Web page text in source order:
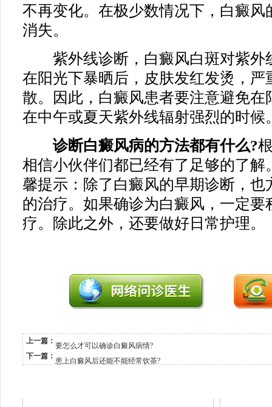
不再变化。在极少数情况下，白癜风
消失。
紫外线诊断，白癜风白斑对紫外
在阳光下暴晒后，皮肤发红发烫，严
散。因此，白癜风患者要注意避免在
在中午或夏天紫外线辐射强烈的时候
诊断白癜风病的方法都有什么?
相信小伙伴们都已经有了足够的了解
馨提示：除了白癜风的早期诊断，也
的治疗。如果确诊为白癜风，一定要
疗。除此之外，还要做好日常护理。
上一篇： 要怎么才可以确诊白癜风病情?
下一篇： 患上白癜风后还能不能经常饮茶?